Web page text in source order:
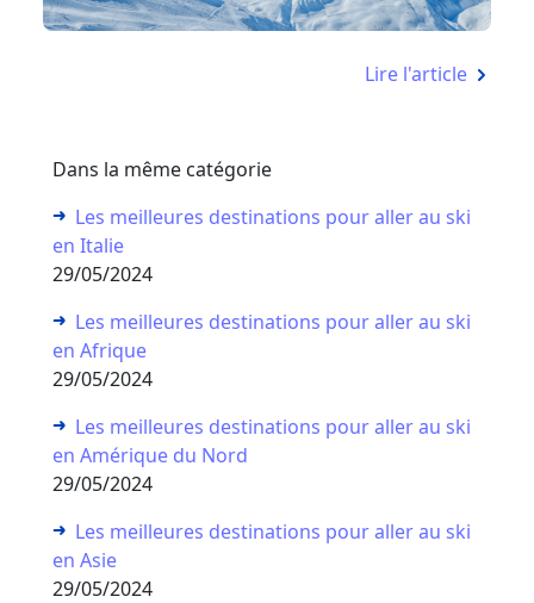
Lire l'article
Dans la même catégorie
Les meilleures destinations pour aller au ski
en Italie
29/05/2024
Les meilleures destinations pour aller au ski
en Afrique
29/05/2024
Les meilleures destinations pour aller au ski
en Amérique du Nord
29/05/2024
Les meilleures destinations pour aller au ski
en Asie
29/05/2024